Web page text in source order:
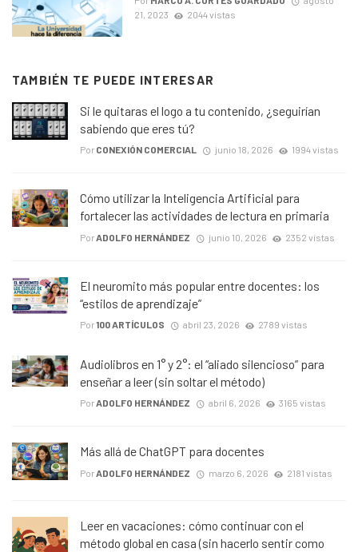
21, 2023
2044 vistas
TAMBIÉN TE PUEDE INTERESAR
Si le quitaras el logo a tu contenido, ¿seguirían
sabiendo que eres tú?
Por CONEXIÓN COMERCIAL junio 18, 2026 1994 vistas
Cómo utilizar la Inteligencia Artificial para
fortalecer las actividades de lectura en primaria
Por ADOLFO HERNÁNDEZ junio 10, 2026 2352 vistas
El neuromito más popular entre docentes: los
“estilos de aprendizaje”
Por100 ARTÍCULOS abril 23, 2026 2789 vistas
Audiolibros en 1° y 2°: el “aliado silencioso” para
enseñar a leer (sin soltar el método)
PorADOLFO HERNÁNDEZ abril 6, 2026 3165 vistas
Más allá de ChatGPT para docentes
Por ADOLFO HERNÁNDEZ marzo 6, 2026 2181 vistas
Leer en vacaciones: cómo continuar con el
método global en casa (sin hacerlo sentir como